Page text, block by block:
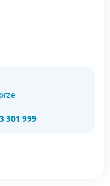
301 999